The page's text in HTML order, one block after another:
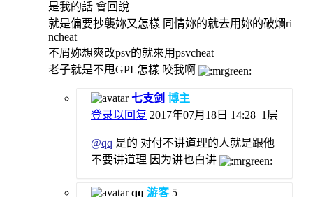
是我的話 會回說
就是偏要抄襲妳又怎樣 同情妳的就去用妳的破爛ri
ncheat
不屑妳想爽改psv的就來用psvcheat
老子就是不甩GPL怎樣 咬我啊
七支剑 博主
登录以回复 2017年07月18日 14:28 1层
@qq 是的 对付不讲道理的人就是跟他
不要讲道理 因为讲也白讲
qq 游客 5